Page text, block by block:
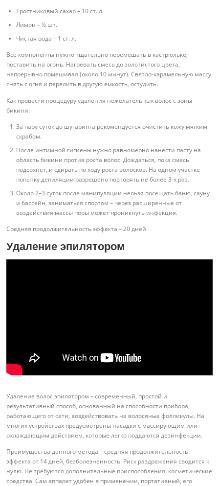
Тростниковый сахар – 10 ст. л.
Лимон – ½ шт.
Чистая вода – 1 ст. л.
Все компоненты нужно тщательно перемешать в кастрюльке,
поставить на огонь. Нагревать смесь до золотистого цвета,
непрерывно помешивая (около 10 минут). Светло-карамельную массу
снять с огня и перелить в другую емкость, остудить.
Как провести процедуру удаления нежелательных волос с зоны
бикини:
За пару суток до шугаринга рекомендуется очистить кожу мягким
скрабом.
После интимной гигиены нужно равномерно нанести пасту на
область бикини против роста волос. Дождаться, пока смесь
подсохнет, и сдирать по ходу роста волосков. На одном участке
попытку депиляции разрешено повторять не более 3-х раз.
Около 2–3 суток после манипуляции нельзя посещать баню, сауну
и бассейн, заниматься спортом – через расширенные от
воздействия массы поры может проникнуть инфекция.
Средняя продолжительность эффекта – 20 дней.
Удаление эпилятором
Удаление волос эпилятором – современный, простой и
результативный способ, основанный на способности прибора,
работающего от сети, воздействовать на волосяные фолликулы. На
многих устройствах предусмотрены насадки с массирующим или
охлаждающим действием, которые легко поддаются дезинфекции.
Преимущества данного метода – средняя продолжительность
эффекта от 14 дней, безболезненность. Риск раздражения сводится к
нулю. Не требуются дополнительные приспособления, косметические
средства. Сам аппарат удобен в применении, портативный, его